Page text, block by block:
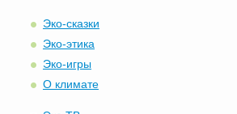
Эко-сказки
Эко-этика
Эко-игры
О климате